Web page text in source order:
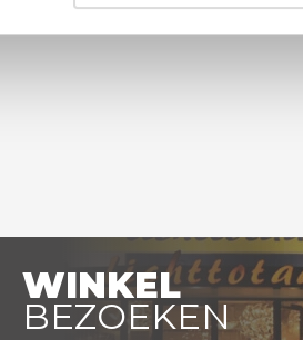
WINKEL
BEZOEKEN